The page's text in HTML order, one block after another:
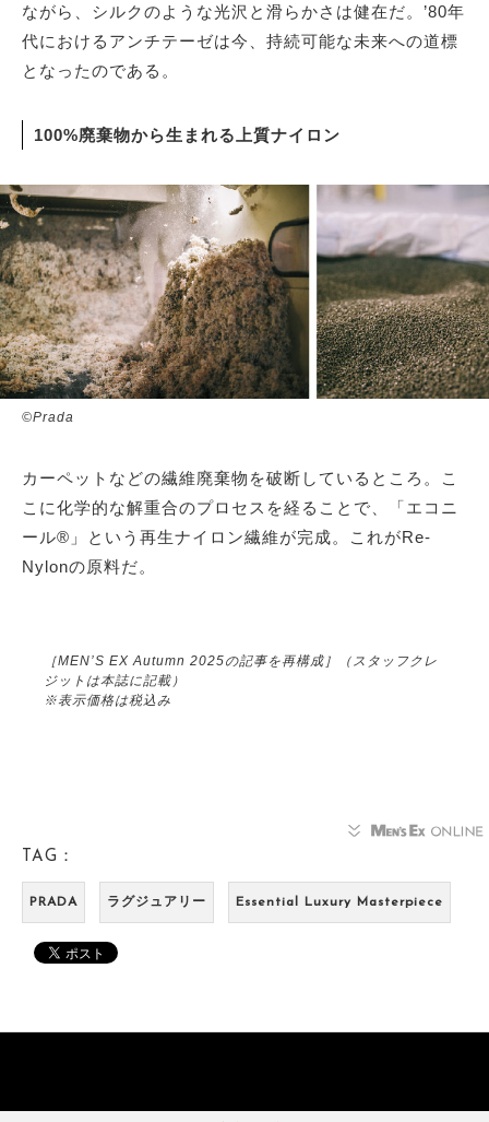
ながら、シルクのような光沢と滑らかさは健在だ。’80年
代におけるアンチテーゼは今、持続可能な未来への道標
となったのである。
100%廃棄物から生まれる上質ナイロン
©Prada
カーペットなどの繊維廃棄物を破断しているところ。こ
こに化学的な解重合のプロセスを経ることで、「エコニ
ール®」という再生ナイロン繊維が完成。これがRe-
Nylonの原料だ。
［MEN’S EX Autumn 2025の記事を再構成］（スタッフクレ
ジットは本誌に記載）
※表示価格は税込み
TAG：
PRADA ラグジュアリー Essential Luxury Masterpiece